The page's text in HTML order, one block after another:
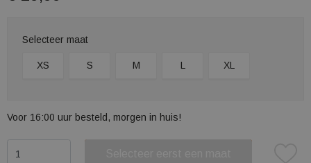
Selecteer maat
XS S M L XL
Voor 16:00 uur besteld, morgen in huis!